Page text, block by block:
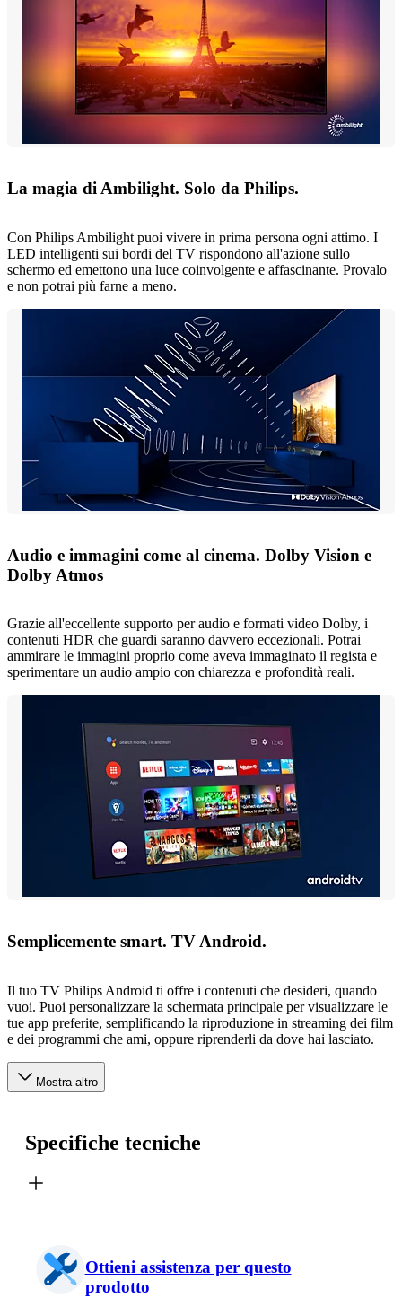
La magia di Ambilight. Solo da Philips.
Con Philips Ambilight puoi vivere in prima persona ogni attimo. I
LED intelligenti sui bordi del TV rispondono all'azione sullo
schermo ed emettono una luce coinvolgente e affascinante. Provalo
e non potrai più farne a meno.
Audio e immagini come al cinema. Dolby Vision e
Dolby Atmos
Grazie all'eccellente supporto per audio e formati video Dolby, i
contenuti HDR che guardi saranno davvero eccezionali. Potrai
ammirare le immagini proprio come aveva immaginato il regista e
sperimentare un audio ampio con chiarezza e profondità reali.
Semplicemente smart. TV Android.
Il tuo TV Philips Android ti offre i contenuti che desideri, quando
vuoi. Puoi personalizzare la schermata principale per visualizzare le
tue app preferite, semplificando la riproduzione in streaming dei film
e dei programmi che ami, oppure riprenderli da dove hai lasciato.
Mostra altro
Specifiche tecniche
Ottieni assistenza per questo
prodotto